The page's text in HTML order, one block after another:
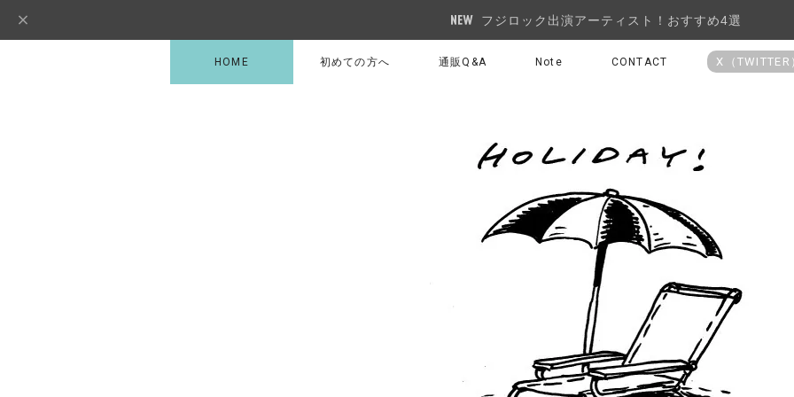
フジロック出演アーティスト！おすすめ4選
HOME 初めての方へ 通販Q&A Note CONTACT X（TWITTER